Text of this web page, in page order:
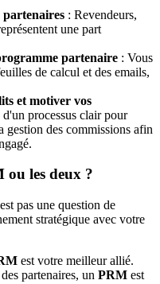
partenaires : Revendeurs,
une part
partenaire : Vous
de calcul et des emails,
et motiver vos
processus clair pour
gestion des commissions afin
les deux ?
pas une question de
stratégique avec votre
est votre meilleur allié.
partenaires, un PRM est